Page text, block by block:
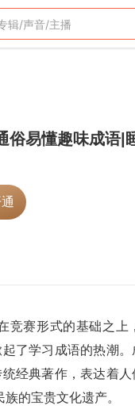
俗易懂趣味成语|
竞赛形式的基础之上
了学习成语的热潮
经典著作，表达着
的宝贵文化遗产。